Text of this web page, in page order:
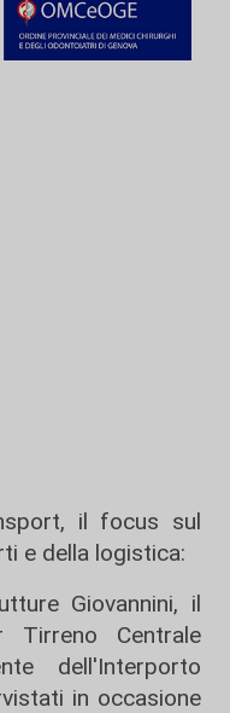
il focus sul
e della logistica:
Giovannini, il
Tirreno Centrale
dell'Interporto
in occasione